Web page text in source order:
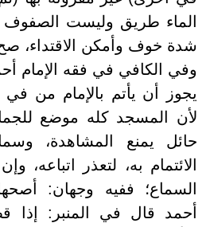
الماء طريق وليست
شدة خوف وأمكن الاقتداء، صح
وفي الكافي في فقه الإمام أحمد (1/
يجوز أن يأتم بالإمام من في
لأن المسجد كله موضع
حائل يمنع المشاهدة،
الائتمام به، لتعذر اتباعه،
السماع؛ ففيه وجهان:
أحمد قال في المنبر: